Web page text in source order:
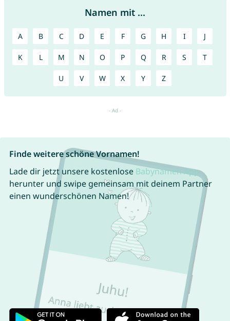
Namen mit ...
A B C D E F G H I J
K L M N O P Q R S T
U V W X Y Z
Finde weitere schöne Vornamen!
Lade dir jetzt unsere kostenlose Babynamen App
herunter und swipe gemeinsam mit deinem Partner
einen wunderschönen Namen!